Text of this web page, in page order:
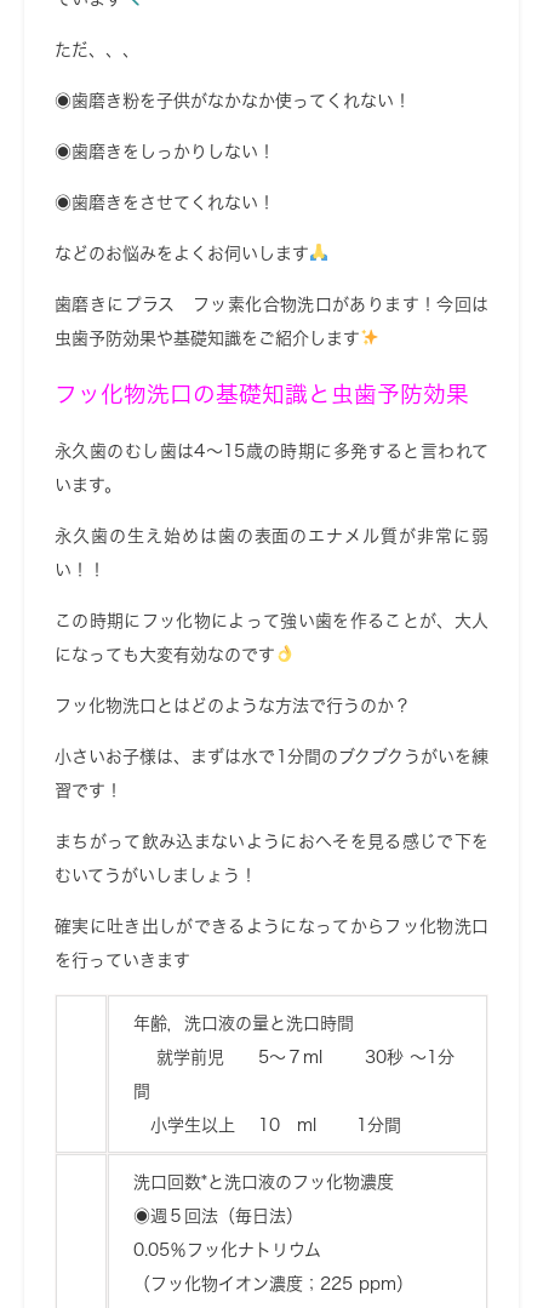
ただ、、、
◉歯磨き粉を子供がなかなか使ってくれない！
◉歯磨きをしっかりしない！
◉歯磨きをさせてくれない！
などのお悩みをよくお伺いします
歯磨きにプラス フッ素化合物洗口があります！今回は
虫歯予防効果や基礎知識をご紹介します
フッ化物洗口の基礎知識と虫歯予防効果
永久歯のむし歯は4～15歳の時期に多発すると言われて
います。
永久歯の生え始めは歯の表面のエナメル質が非常に弱
い！！
この時期にフッ化物によって強い歯を作ることが、大人
になっても大変有効なのです
フッ化物洗口とはどのような方法で行うのか？
小さいお子様は、まずは水で1分間のブクブクうがいを練
習です！
まちがって飲み込まないようにおへそを見る感じで下を
むいてうがいしましょう！
確実に吐き出しができるようになってからフッ化物洗口
を行っていきます
年齢，洗口液の量と洗口時間
就学前児 5～７ml 30秒 ～1分
間
小学生以上 10 ml 1分間
洗口回数*と洗口液のフッ化物濃度
◉週５回法（毎日法）
0.05％フッ化ナトリウム
（フッ化物イオン濃度；225 ppm）